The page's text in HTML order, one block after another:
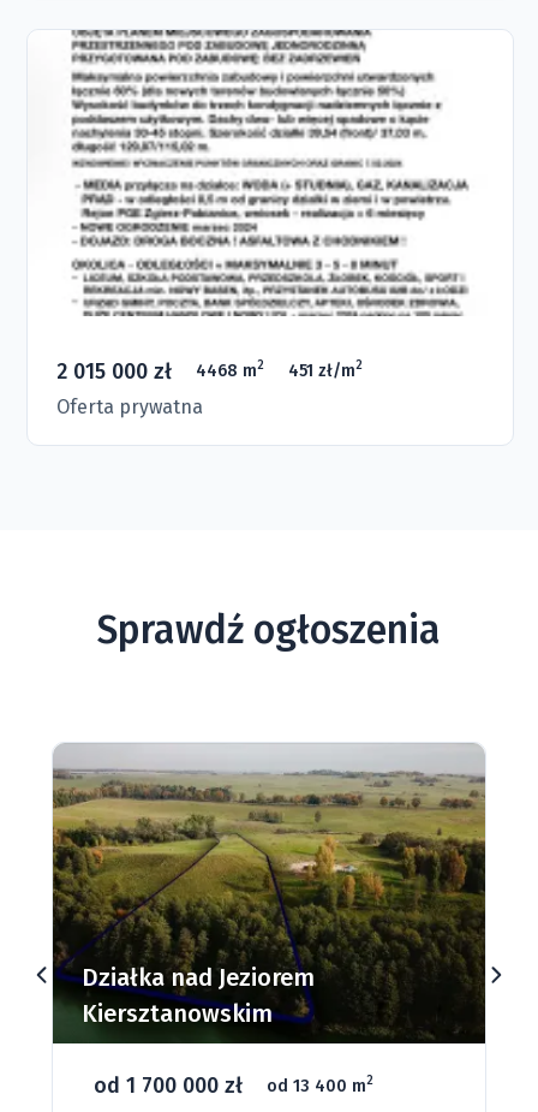
2 015 000 zł 4468 m2 451 zł/m2
Oferta prywatna
Sprawdź ogłoszenia
Działki budowlane nad Jeziorem
Dąbrowa Mała
od 93 280 zł od 1075 m 2 66 grunt